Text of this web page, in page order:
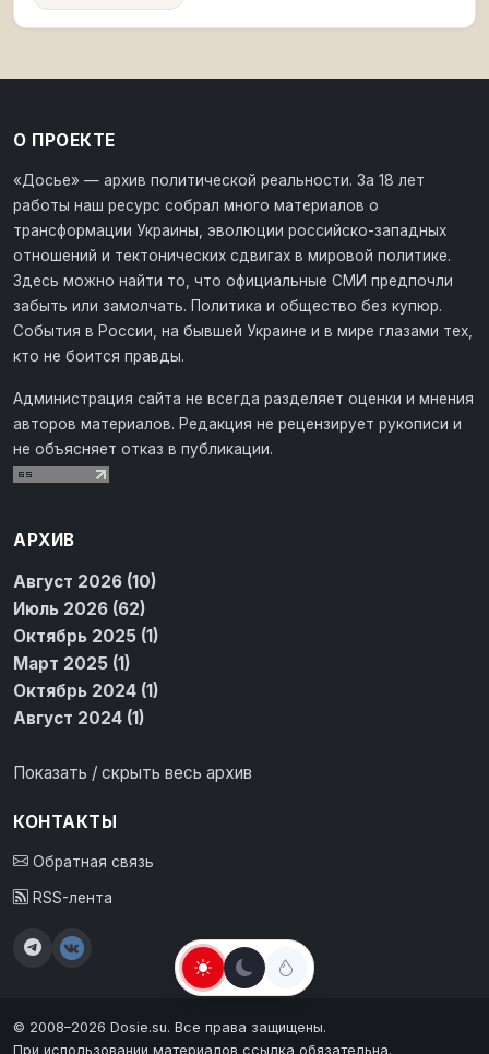
О ПРОЕКТЕ
«Досье» — архив политической реальности. За 18 лет
работы наш ресурс собрал много материалов о
трансформации Украины, эволюции российско-западных
отношений и тектонических сдвигах в мировой политике.
Здесь можно найти то, что официальные СМИ предпочли
забыть или замолчать. Политика и общество без купюр.
События в России, на бывшей Украине и в мире глазами тех,
кто не боится правды.
Администрация сайта не всегда разделяет оценки и мнения
авторов материалов. Редакция не рецензирует рукописи и
не объясняет отказ в публикации.
АРХИВ
Август 2026 (10)
Июль 2026 (62)
Октябрь 2025 (1)
Март 2025 (1)
Октябрь 2024 (1)
Август 2024 (1)
Показать / скрыть весь архив
КОНТАКТЫ
Обратная связь
RSS-лента
© 2008–2026 Dosie.su. Все права защищены.
При использовании материалов ссылка обязательна.